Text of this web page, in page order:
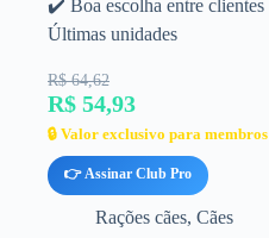
✔️ Boa escolha entre clientes
Últimas unidades
R$ 64,62
R$ 54,93
🔒 Valor exclusivo para membros
👉 Assinar Club Pro
Rações cães, Cães